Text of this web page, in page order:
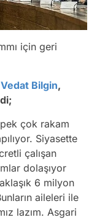
için geri
Vedat Bilgin,
çok rakam
Siyasette
çalışan
dolaşıyor
6 milyon
aileleri ile
lazım. Asgari